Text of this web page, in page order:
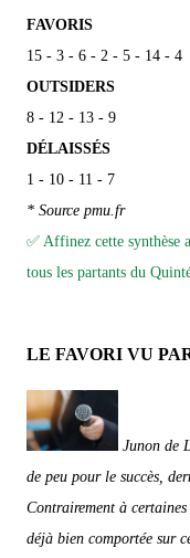
FAVORIS
15 - 3 - 6 - 2 - 5 - 14 - 4
OUTSIDERS
8 - 12 - 13 - 9
DÉLAISSÉS
1 - 10 - 11 - 7
* Source pmu.fr
✅ Affinez cette synthèse
tous les partants du
LE FAVORI VU
Junon de
de peu pour le succès,
Contrairement à certaines
déjà bien comportée sur